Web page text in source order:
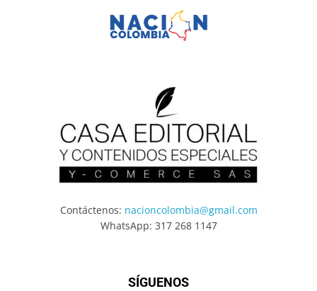
Contáctenos: nacioncolombia@gmail.com
WhatsApp: 317 268 1147
SÍGUENOS